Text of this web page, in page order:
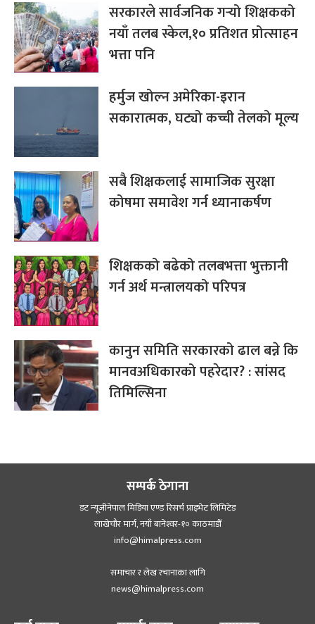
सरकारले सार्वजनिक गर्‍यो शिक्षकको
नयाँ तलब स्केल,१० प्रतिशत प्रोत्साहन
भत्ता पनि
हर्मुज खोल्न अमेरिका-इरान
सकारात्मक, घट्यो कच्ची तेलको मूल्य
सबै शिक्षकलाई सामाजिक सुरक्षा
कोषमा समावेश गर्न ध्यानाकर्षण
शिक्षकको बढेको तलबभत्ता भुक्तानी
गर्न अर्थ मन्त्रालयको परिपत्र
कानुन समिति सरकारको ढाल बन्ने कि
मानवअधिकारको पहरेदार? : सांसद
तिमिल्सिना
सम्पर्क ठेगाना
डट न्यूजीनेपाल मिडिया एण्ड रिसर्च प्राइभेट लिमिटेड
लाखेचौर मार्ग, नयाँ बानेश्‍वर-१० काठमाडौँ
info@himalpress.com
समाचार र लेख रचानाका लागि
news@himalpress.com